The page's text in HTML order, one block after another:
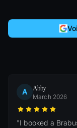
A Abby
March 2026
"I booked a